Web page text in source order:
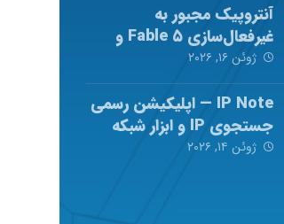
آنتروپیک مجبور به
غیرفعال‌سازی Fable ۵ و
Mythos ۵ شد
ژوئن ۱۶, ۲۰۲۶
IP Note — اپلیکیشن رسمی
جستجوی IP و ابزار شبکه
ژوئن ۱۴, ۲۰۲۶